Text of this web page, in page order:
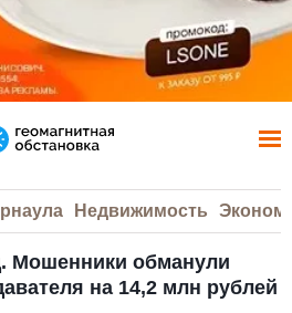
Недвижимость
Мошенники обманули
на 14,2 млн рублей